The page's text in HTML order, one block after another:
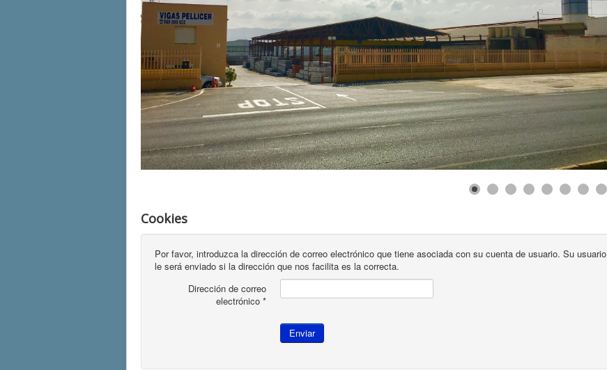
Cookies
Por favor, introduzca la dirección de correo electrónico que tiene asociada con su cuenta de usuario. Su usuario
le será enviado si la dirección que nos facilita es la correcta.
Dirección de correo
electrónico *
Enviar